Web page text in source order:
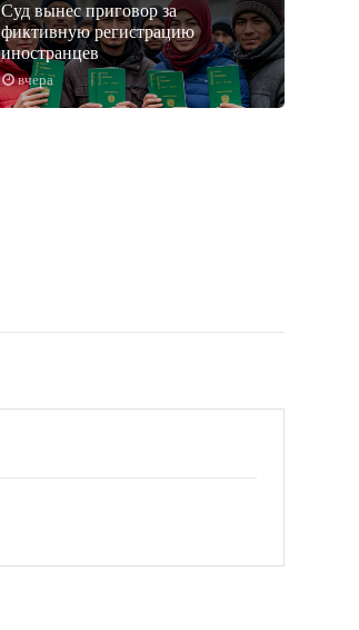
вчера
Суд вынес приговор за
фиктивную регистрацию
иностранцев